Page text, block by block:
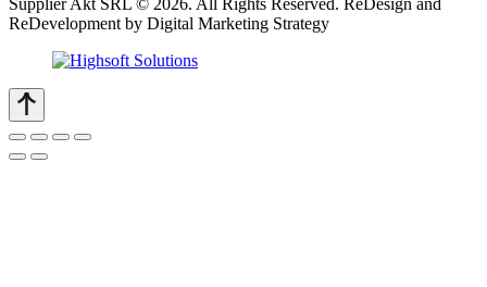
Supplier Akt SRL © 2026. All Rights Reserved. ReDesign and
ReDevelopment by Digital Marketing Strategy